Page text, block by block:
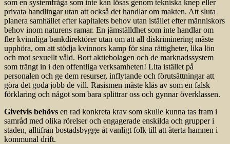
som en systemfråga som inte kan lösas genom tekniska knep eller
privata handlingar utan att också det handlar om makten. Att sluta
planera samhället efter kapitalets behov utan istället efter människors
behov inom naturens ramar. En jämställdhet som inte handlar om
fler kvinnliga bank­direktörer utan om att all diskriminering måste
upphöra, om att stödja kvinnors kamp för sina rättigheter, lika lön
och mot sexuellt våld. Bort aktiebolagen och de marknadssystem
som trängt in i den offentliga verksamheten! Lita istället på
personalen och ge dem resurser, inflytande och förutsättningar att
göra det goda jobb de vill. Rasismen måste kläs av som en falsk
förklaring och något som bara splittrar oss och gynnar överklassen.
Givetvis behövs en rad konkreta krav som skulle kunna tas fram i
samråd med olika rörelser och engagerade enskilda och grupper i
staden, alltifrån bostadsbygge åt vanligt folk till att återta hamnen i
kommunal drift.